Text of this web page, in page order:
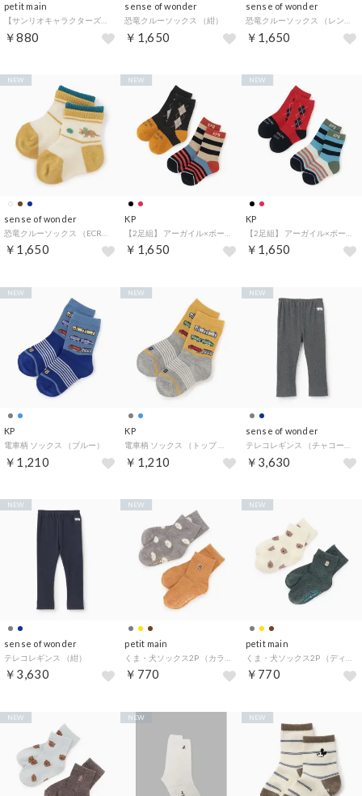
petit main
￥880
sense of wonder
恐竜クルーソックス （紺）
￥1,650
sense of wonder
￥1,650
sense of wonder
￥1,650
NEW
KP
￥1,650
NEW
KP
￥1,650
NEW
KP
電車柄 ソックス （ブルー）
￥1,210
NEW
KP
￥1,210
NEW
sense of wonder
￥3,630
NEW
sense of wonder
テレコレギンス （紺）
￥3,630
NEW
petit main
￥770
NEW
petit main
￥770
NEW
NEW NEW NEW